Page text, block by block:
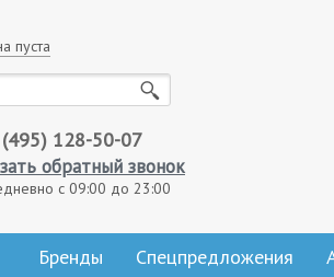
пуста
128-50-07
обратный звонок
с 09:00 до 23:00
Бренды Спецпредложения